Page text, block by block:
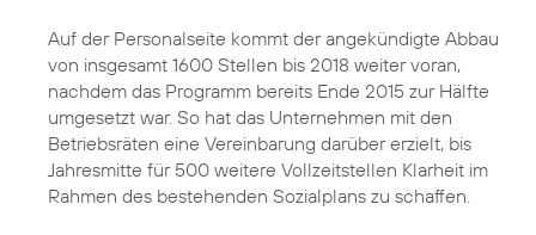
Auf der Personalseite kommt der angekündigte Abbau
von insgesamt 1600 Stellen bis 2018 weiter voran,
nachdem das Programm bereits Ende 2015 zur Hälfte
umgesetzt war. So hat das Unternehmen mit den
Betriebsräten eine Vereinbarung darüber erzielt, bis
Jahresmitte für 500 weitere Vollzeitstellen Klarheit im
Rahmen des bestehenden Sozialplans zu schaffen.